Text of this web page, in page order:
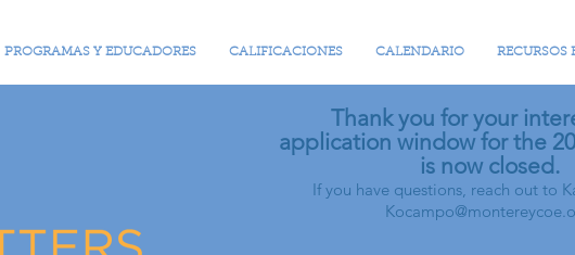
PROGRAMAS Y EDUCADORES CALIFICACIONES CALENDARIO RECURSOS
Thank you for your
application window for the
is now closed.
If you have questions, reach out to